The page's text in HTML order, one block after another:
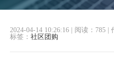
2024-04-14 10:26:16 阅读：785
标签： 社区团购